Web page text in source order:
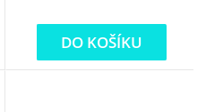
DO KOŠÍKU